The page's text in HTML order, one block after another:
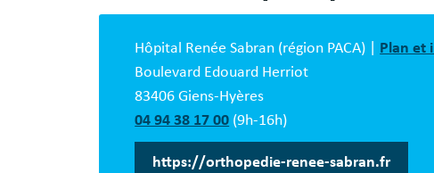
Bloc
description
Hôpital Renée Sabran (région PACA) | Plan et
Boulevard Edouard Herriot
83406 Giens-Hyères
04 94 38 17 00 (9h-16h)
https://orthopedie-renee-sabran.fr